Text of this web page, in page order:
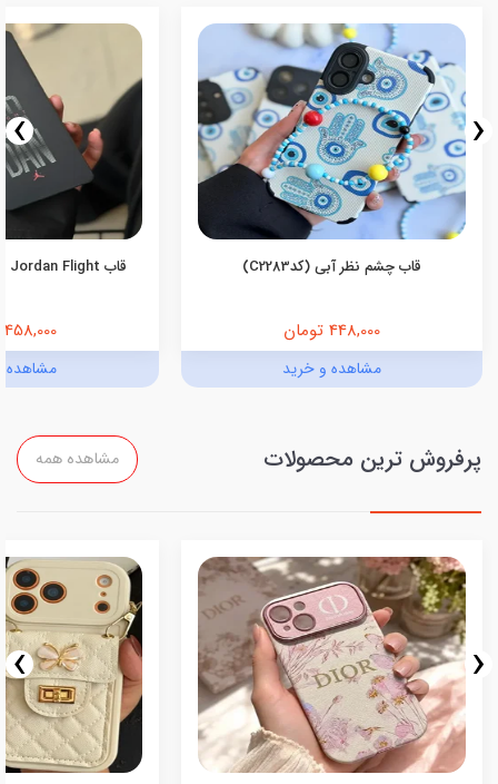
قاب چشم نظر آبی (کدC2283)
448,000 تومان
مشاهده و خرید
قاب Jordan Flight اندروید (کدC2055)
458,000 تومان
مشاهده
‹
›
پرفروش ترین محصولات مشاهده همه
‹
›